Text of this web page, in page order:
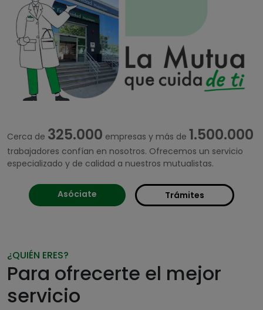
Cerca de 325.000 empresas y más de 1.500.000
trabajadores confían en nosotros. Ofrecemos un servicio
especializado y de calidad a nuestros mutualistas.
Asóciate Trámites
¿QUIÉN ERES?
Para ofrecerte el mejor
servicio